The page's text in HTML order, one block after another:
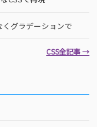
グラデーションで
CSS全記事 →